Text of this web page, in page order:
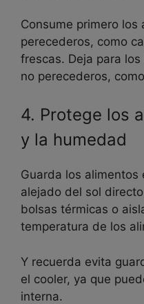
Consume primero los
perecederos, como
frescas. Deja para
no perecederos,
4. Protege los
y la humedad
Guarda los alimentos
alejado del sol
bolsas térmicas o
temperatura de los
Y recuerda evita
el cooler, ya que
interna.